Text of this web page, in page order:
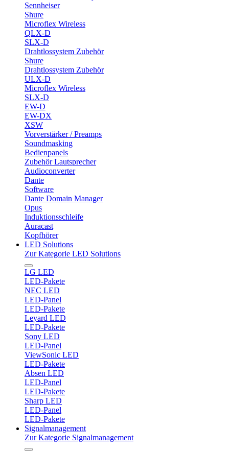
Sennheiser
Shure
Microflex Wireless
QLX-D
SLX-D
Drahtlossystem Zubehör
Shure
Drahtlossystem Zubehör
ULX-D
Microflex Wireless
SLX-D
EW-D
EW-DX
XSW
Vorverstärker / Preamps
Soundmasking
Bedienpanels
Zubehör Lautsprecher
Audioconverter
Dante
Software
Dante Domain Manager
Opus
Induktionsschleife
Auracast
Kopfhörer
LED Solutions
Zur Kategorie LED Solutions
LG LED
LED-Pakete
NEC LED
LED-Panel
LED-Pakete
Leyard LED
LED-Pakete
Sony LED
LED-Panel
ViewSonic LED
LED-Pakete
Absen LED
LED-Panel
LED-Pakete
Sharp LED
LED-Panel
LED-Pakete
Signalmanagement
Zur Kategorie Signalmanagement